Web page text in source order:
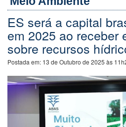
ES será a capital
em 2025 ao receber
sobre recursos
Postada em: 13 de Outubro de 2025 às